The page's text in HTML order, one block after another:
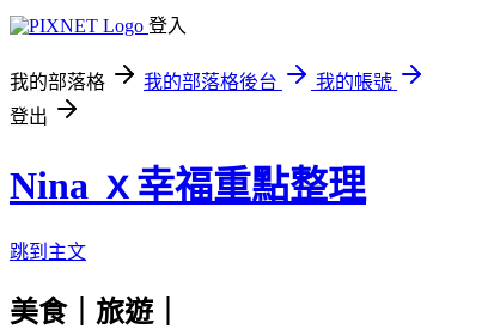
登入
我的部落格 我的部落格後台
我的帳號
登出
Nina ｘ幸福重點整理
跳到主文
美食｜旅遊｜